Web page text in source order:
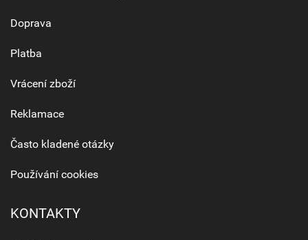
Doprava
Platba
Vrácení zboží
Reklamace
Často kladené otázky
Používání cookies
KONTAKTY